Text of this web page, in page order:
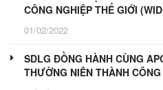
CÔNG NGHIỆP THẾ GIỚI
01/02/2022
SDLG ĐỒNG HÀNH CÙNG
THƯỜNG NIÊN THÀNH CÔNG